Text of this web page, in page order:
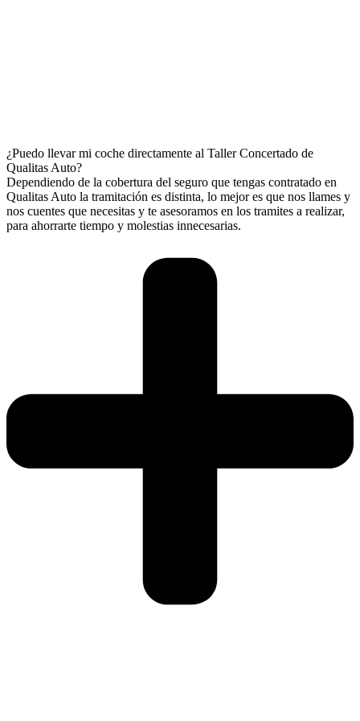
¿Puedo llevar mi coche directamente al Taller Concertado de
Qualitas Auto?
Dependiendo de la cobertura del seguro que tengas contratado en
Qualitas Auto la tramitación es distinta, lo mejor es que nos llames y
nos cuentes que necesitas y te asesoramos en los tramites a realizar,
para ahorrarte tiempo y molestias innecesarias.